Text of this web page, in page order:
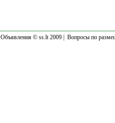
Объявления © ss.lt 2009 | Вопросы по